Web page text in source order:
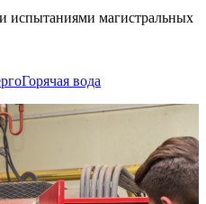
испытаниями магистральных
Горячая вода